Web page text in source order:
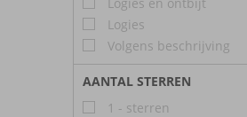
Logies
Volgens beschrijving
AANTAL STERREN
1 - sterren